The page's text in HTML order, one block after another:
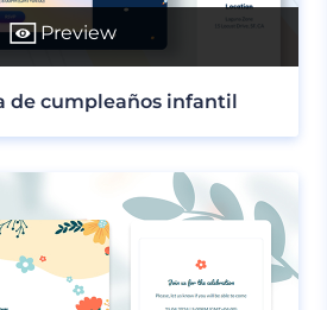
Preview
de cumpleaños infantil